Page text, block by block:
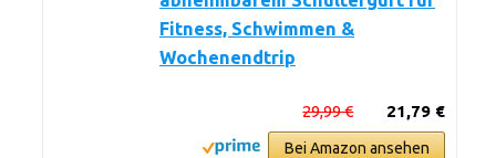
Fitness, Schwimmen &
Wochenendtrip
21,79 €
29,99 €
Bei Amazon ansehen